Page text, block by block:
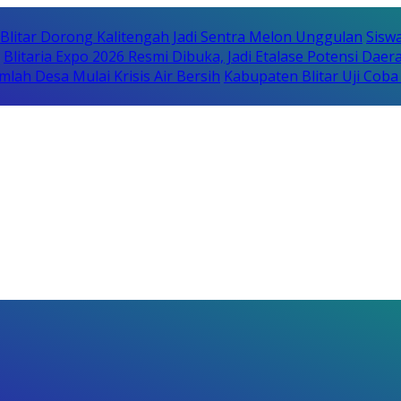
Dorong Kalitengah Jadi Sentra Melon Unggulan
Blitaria Expo 2026 Resmi Dibuka, Jadi Etalase Potensi
Desa Mulai Krisis Air Bersih Kabupaten Blitar Uji